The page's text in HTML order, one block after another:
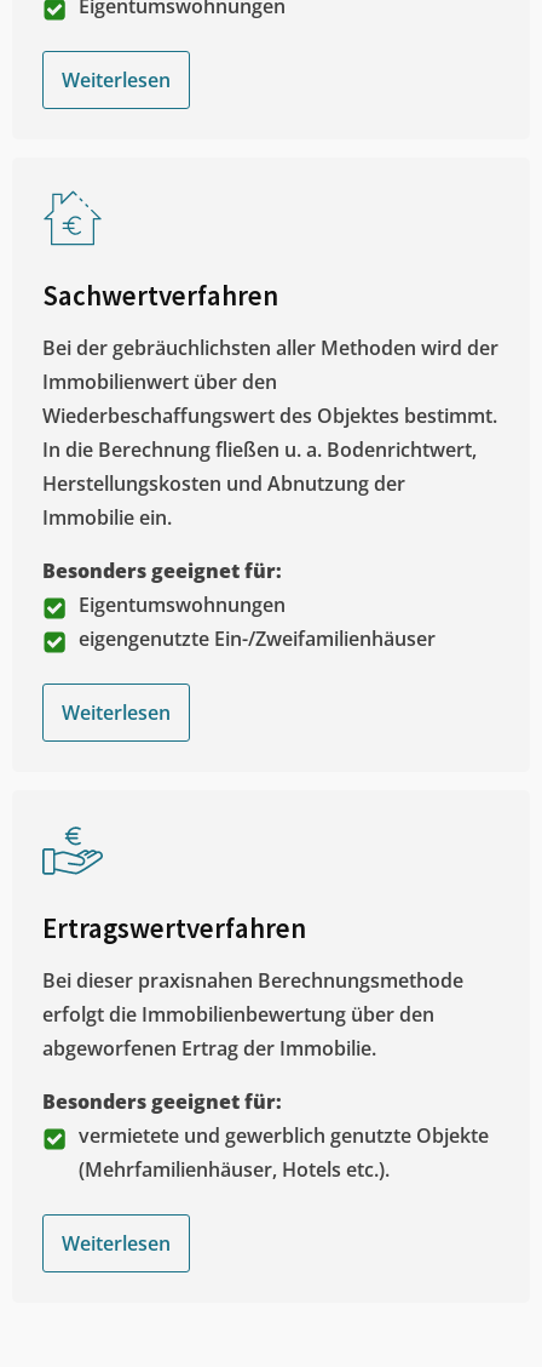
Eigentumswohnungen
Weiterlesen
Sachwertverfahren
Bei der gebräuchlichsten aller Methoden wird der
Immobilienwert über den
Wiederbeschaffungswert des Objektes bestimmt.
In die Berechnung fließen u. a. Bodenrichtwert,
Herstellungskosten und Abnutzung der
Immobilie ein.
Besonders geeignet für:
Eigentumswohnungen
eigengenutzte Ein-/Zweifamilienhäuser
Weiterlesen
Ertragswertverfahren
Bei dieser praxisnahen Berechnungsmethode
erfolgt die Immobilienbewertung über den
abgeworfenen Ertrag der Immobilie.
Besonders geeignet für:
vermietete und gewerblich genutzte Objekte
(Mehrfamilienhäuser, Hotels etc.).
Weiterlesen